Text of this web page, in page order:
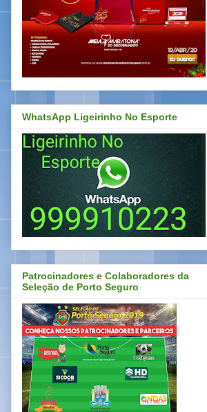
WhatsApp Ligeirinho No Esporte
Patrocinadores e Colaboradores da
Seleção de Porto Seguro